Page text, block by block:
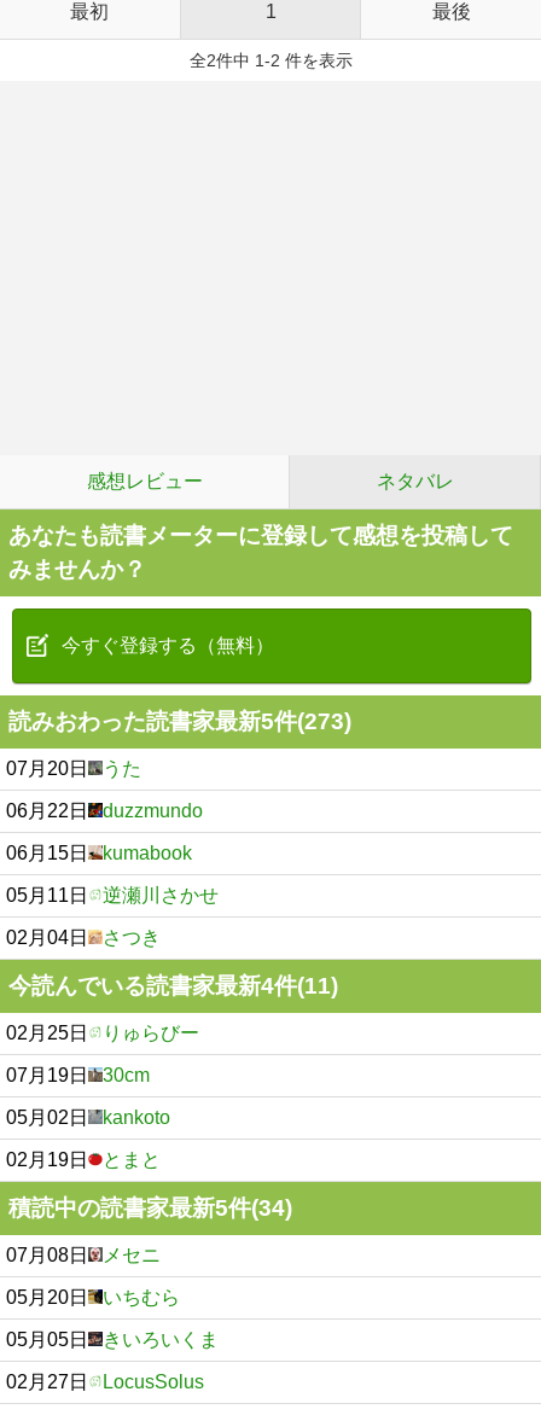
最初 1 最後
全2件中 1-2 件を表示
感想レビュー ネタバレ
あなたも読書メーターに登録して感想を投稿して
みませんか？
今すぐ登録する（無料）
読みおわった読書家最新5件(273)
07月20日 うた
06月22日 duzzmundo
06月15日 kumabook
05月11日 逆瀬川さかせ
02月04日 さつき
今読んでいる読書家最新4件(11)
02月25日 りゅらびー
07月19日 30cm
05月02日 kankoto
02月19日 とまと
積読中の読書家最新5件(34)
07月08日 メセニ
05月20日 いちむら
05月05日 きいろいくま
02月27日 LocusSolus